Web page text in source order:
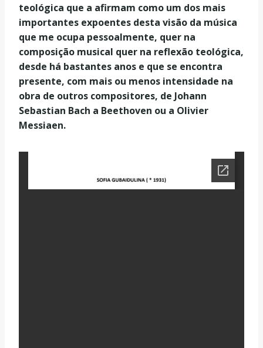
teológica que a afirmam como um dos mais
importantes expoentes desta visão da música
que me ocupa pessoalmente, quer na
composição musical quer na reflexão teológica,
desde há bastantes anos e que se encontra
presente, com mais ou menos intensidade na
obra de outros compositores, de Johann
Sebastian Bach a Beethoven ou a Olivier
Messiaen.